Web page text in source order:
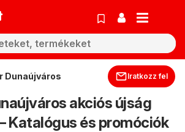
Dunaújváros Iratkozz fel
akciós újság
Katalógus és promóciók